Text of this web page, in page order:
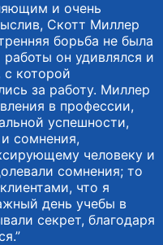
и очень
Скотт Миллер
борьба не была
он удивлялся и
с которой
за работу. Миллер
в профессии,
успешности,
сомнения,
человеку и
сомнения; то
что я
день учебы в
секрет, благодаря